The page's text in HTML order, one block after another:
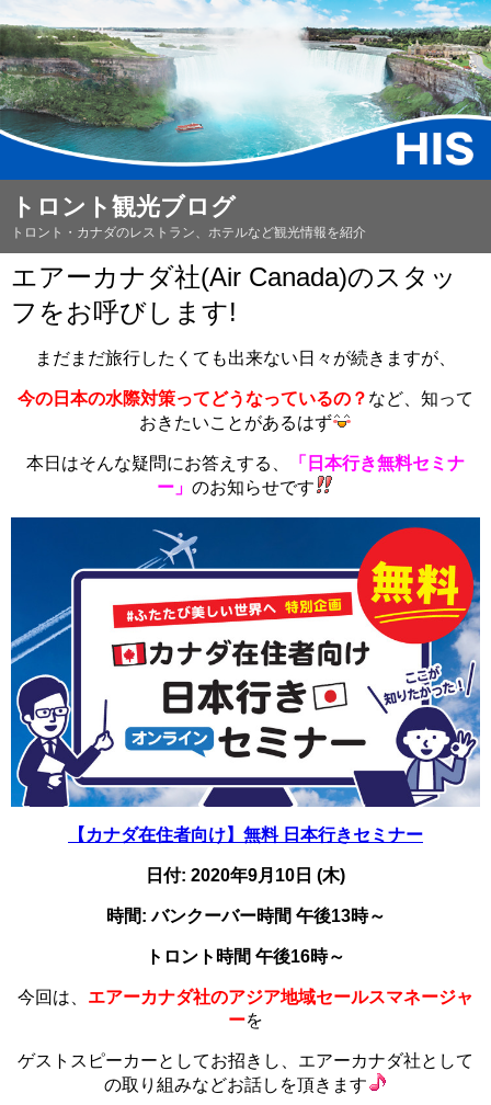
トロント観光ブログ
トロント・カナダのレストラン、ホテルなど観光情報を紹介
エアーカナダ社(Air Canada)のスタッ
フをお呼びします!
まだまだ旅行したくても出来ない日々が続きますが、
今の日本の水際対策ってどうなっているの？ など、知って
おきたいことがあるはず
本日はそんな疑問にお答えする、
「日本行き無料セミナ
ー」 のお知らせです
【カナダ在住者向け】無料 日本行きセミナー
日付: 2020年9月10日 (木)
時間: バンクーバー時間 午後13時～
トロント時間 午後16時～
今回は、 エアーカナダ社のアジア地域セールスマネージャ
ーを
ゲストスピーカーとしてお招きし、エアーカナダ社として
の取り組みなどお話しを頂きます